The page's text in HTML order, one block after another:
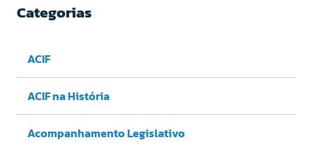
Categorias
ACIF
ACIF na História
Acompanhamento Legislativo